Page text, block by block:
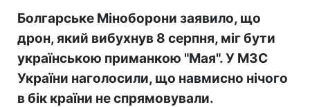
Болгарське Міноборони заявило, що
дрон, який вибухнув 8 серпня, міг бути
українською приманкою "Мая". У МЗС
України наголосили, що навмисно нічого
в бік країни не спрямовували.